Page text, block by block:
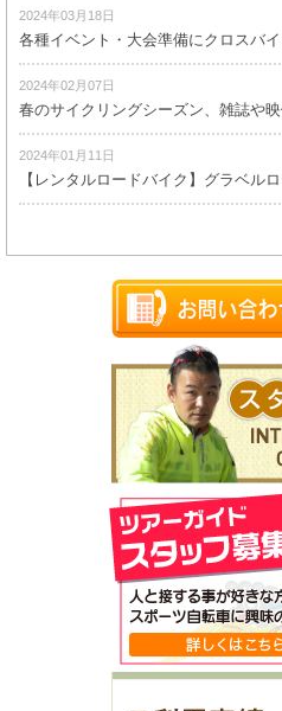
2024年03月18日
各種イベント・大会準備にクロスバ
2024年02月07日
春のサイクリングシーズン、雑誌や
2024年01月11日
【レンタルロードバイク】グラベル